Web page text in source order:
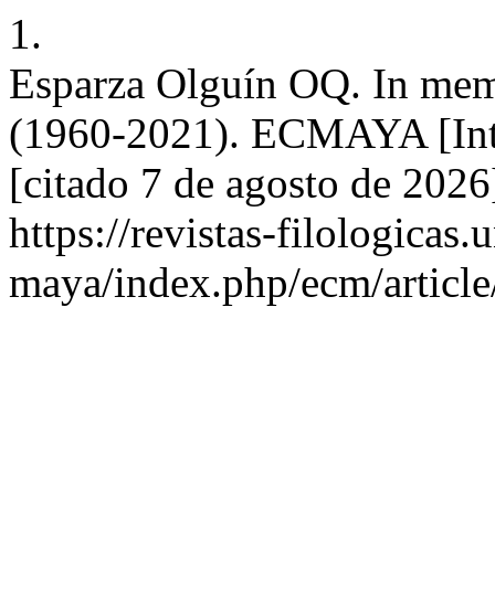
1.
Esparza Olguín OQ. In
(1960-2021). ECMAYA
[citado 7 de agosto de
https://revistas-
maya/index.php/ecm/